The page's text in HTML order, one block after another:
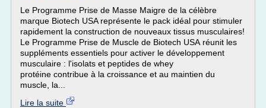
Le Programme Prise de Masse Maigre de la célèbre
marque Biotech USA représente le pack idéal pour stimuler
rapidement la construction de nouveaux tissus musculaires!
Le Programme Prise de Muscle de Biotech USA réunit les
suppléments essentiels pour activer le développement
musculaire : l'isolats et peptides de whey
protéine contribue à la croissance et au maintien du
muscle, la...
Lire la suite